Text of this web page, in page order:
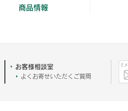
商品情報
お客様相談室
よくお寄せいただくご質問